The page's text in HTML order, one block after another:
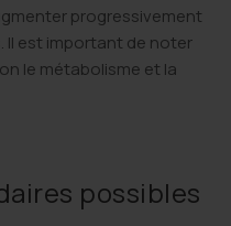
progressivement
est important de noter
le métabolisme et la
possibles